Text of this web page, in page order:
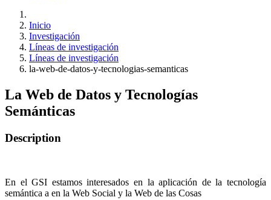
Inicio
Investigación
Líneas de investigación
Líneas de investigación
la-web-de-datos-y-tecnologias-semanticas
La Web de Datos y Tecnologías
Semánticas
Description
En el GSI estamos interesados en la aplicación de la tecnología
semántica a en la Web Social y la Web de las Cosas